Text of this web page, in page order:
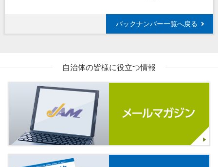
バックナンバー一覧へ戻る
自治体の皆様に役立つ情報